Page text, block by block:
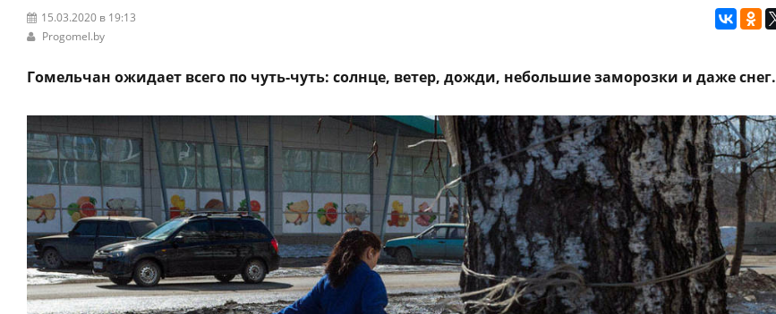
15.03.2020 в 19:13
Progomel.by
Гомельчан ожидает всего по чуть-чуть: солнце, ветер, дожди, небольшие заморозки и даже снег.